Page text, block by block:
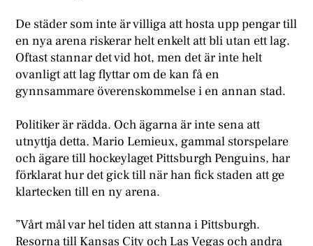
De städer som inte är villiga att hosta upp pengar till
en nya arena riskerar helt enkelt att bli utan ett lag.
Oftast stannar det vid hot, men det är inte helt
ovanligt att lag flyttar om de kan få en
gynnsammare överenskommelse i en annan stad.
Politiker är rädda. Och ägarna är inte sena att
utnyttja detta. Mario Lemieux, gammal storspelare
och ägare till hockeylaget Pittsburgh Penguins, har
förklarat hur det gick till när han fick staden att ge
klartecken till en ny arena.
”Vårt mål var hel tiden att stanna i Pittsburgh.
Resorna till Kansas City och Las Vegas och andra